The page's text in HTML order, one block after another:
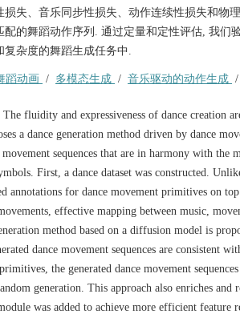
损失、音乐同步性损失、动作连续性损失和物
配的舞蹈动作序列. 通过定量和定性评估, 我们
复杂度的舞蹈生成任务中.
蹈动画 / 多模态生成 / 音乐驱动的动作生成 /
The fluidity and expressiveness of dance creation
a dance generation method driven by dance
sequences that are in harmony with the
First, a dance dataset was constructed.
annotations for dance movement primitives on
effective mapping between music,
method based on a diffusion model is
dance movement sequences are consistent
the generated dance movement
generation. This approach also enriches
was added to achieve more efficient feature